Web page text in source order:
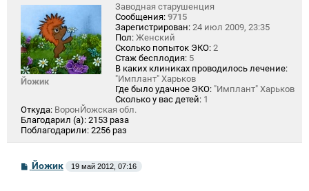
Йожик
Заводная старушенция
Сообщения: 9715
Зарегистрирован: 24 июл 2009, 23:35
Пол: Женский
Сколько попыток ЭКО: 2
Стаж бесплодия: 5
В каких клиниках проводилось лечение:
"Имплант" Харьков
Где было удачное ЭКО: "Имплант" Харьков
Сколько у вас детей: 1
Откуда: ВоронЙожская обл.
Благодарил (а): 2153 раза
Поблагодарили: 2256 раз
С
о
Йожик 19 май 2012, 07:16